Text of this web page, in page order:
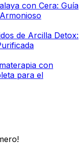
con Cera: Guía
de Arcilla Detox:
con
para el